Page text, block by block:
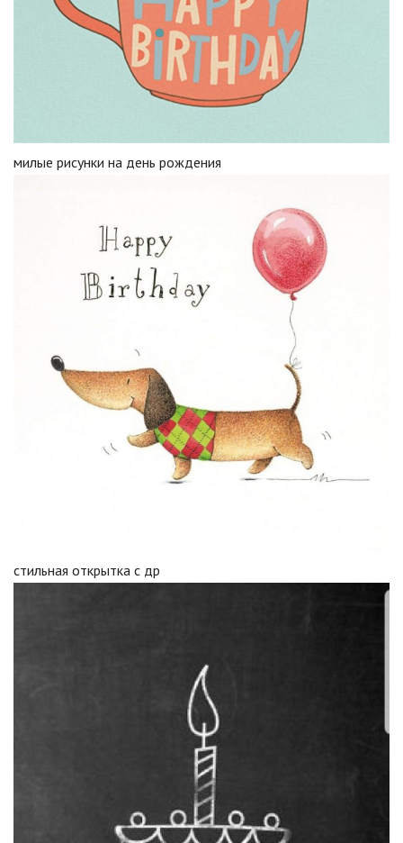
милые рисунки на день рождения
стильная открытка с др